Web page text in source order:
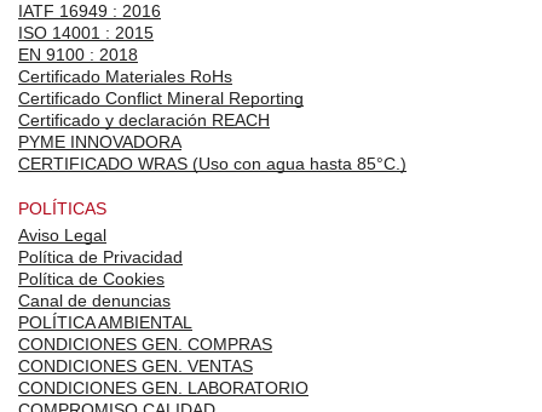
IATF 16949 : 2016
ISO 14001 : 2015
EN 9100 : 2018
Certificado Materiales RoHs
Certificado Conflict Mineral Reporting
Certificado y declaración REACH
PYME INNOVADORA
CERTIFICADO WRAS (Uso con agua hasta 85°C.)
POLÍTICAS
Aviso Legal
Política de Privacidad
Política de Cookies
Canal de denuncias
POLÍTICA AMBIENTAL
CONDICIONES GEN. COMPRAS
CONDICIONES GEN. VENTAS
CONDICIONES GEN. LABORATORIO